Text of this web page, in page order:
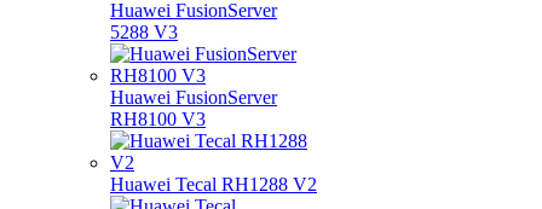
Huawei FusionServer
5288 V3
Huawei FusionServer
RH8100 V3
Huawei Tecal RH1288 V2